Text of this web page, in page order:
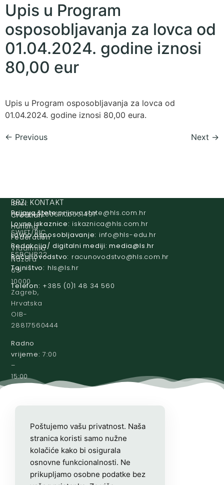
Upis u Program
osposobljavanja za lovca od
01.04.2024. godine iznosi
80,00 eur
Upis u Program osposobljavanja za lovca od
01.04.2024. godine iznosi 80,00 eura.
← Previous Next →
Croatian
Hunting
Federation
Vladimira
Nazora
63
10000
Zagreb,
Hrvatska
OIB-
28817560444
Radno
vrijeme: 7:00
–
15:00
IBAN:
HR8124020061100501497
SWIFT/BIC
:
ESBCHR22
BRZI KONTAKT
Prijava štete: rh.moc.slh
@etets.avajirp
Lovne iskaznice:
rh.moc.slh
@acinzaksi
Lovno osposobljavanje:
rh.ude-slh
@ofni
Redakcija/ digitalni mediji:
rh.sl
@aidem
Računovodstvo:
rh.moc.slh
@ovtsdovonucar
Tajništvo:
rh.sl
@slh
Telefon: +385 (0)1 48 34 560
Poštujemo vašu privatnost. Naša
stranica koristi samo nužne
kolačiće kako bi osigurala
osnovne funkcionalnosti. Ne
prikupljamo osobne podatke bez